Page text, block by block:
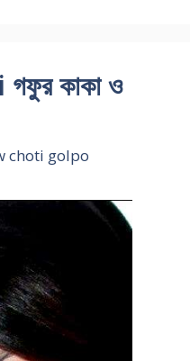
কাকা ও
choti golpo